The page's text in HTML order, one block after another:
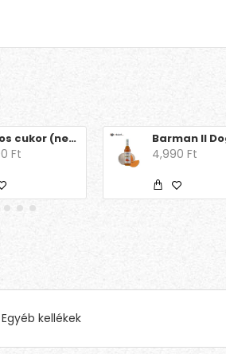
5g-os cukor (nem brandingelt)
Ft 4,990 Ft
kellékek